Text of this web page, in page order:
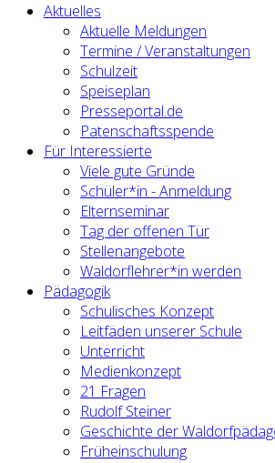
Aktuelles
Aktuelle Meldungen
Termine / Veranstaltungen
Schulzeit
Speiseplan
Presseportal.de
Patenschaftsspende
Für Interessierte
Viele gute Gründe
Schüler*in - Anmeldung
Elternseminar
Tag der offenen Tür
Stellenangebote
Waldorflehrer*in werden
Pädagogik
Schulisches Konzept
Leitfäden unserer Schule
Unterricht
Medienkonzept
21 Fragen
Rudolf Steiner
Geschichte der
Früheinschulung